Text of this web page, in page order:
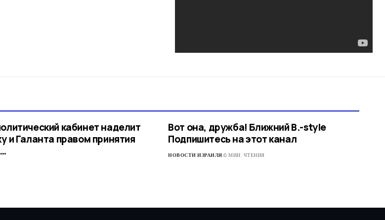
кабинет наделит
и Галанта правом принятия
Вот она, дружба! Ближний В.-style
Подпишитесь на этот канал
НОВОСТИ ИЗРАИЛЯ 0 МИН. ЧТЕНИЯ